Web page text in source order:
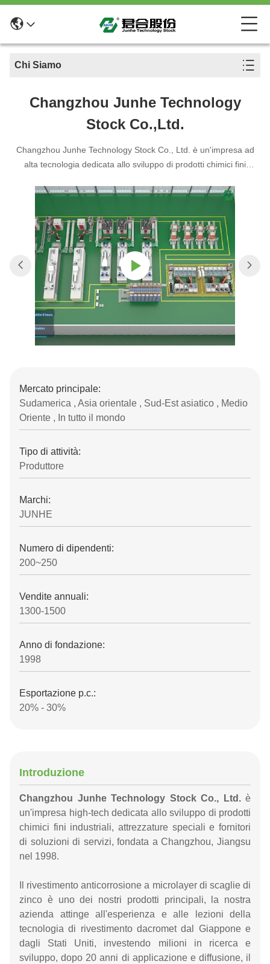
Chi Siamo
Changzhou Junhe Technology
Stock Co.,Ltd.
Changzhou Junhe Technology Stock Co., Ltd. è un'impresa ad
alta tecnologia dedicata allo sviluppo di prodotti chimici fini
che è stata fondata a Changzhou.,Jiangsu nel 1998.
Mercato principale:
Sudamerica , Asia orientale , Sud-Est asiatico , Medio
Oriente , In tutto il mondo
Tipo di attività:
Produttore
Marchi:
JUNHE
Numero di dipendenti:
200~250
Vendite annuali:
1300-1500
Anno di fondazione:
1998
Esportazione p.c.:
20% - 30%
Introduzione
Changzhou Junhe Technology Stock Co., Ltd.è
un'impresa high-tech dedicata allo sviluppo di prodotti
chimici fini industriali, attrezzature speciali e fornitori
di soluzioni di servizi, fondata a Changzhou, Jiangsu
nel 1998.
Il rivestimento anticorrosione a microlayer di scaglie di
zinco è uno dei nostri prodotti principali, la nostra
azienda attinge all'esperienza e alle lezioni della
tecnologia di rivestimento dacromet dal Giappone e
dagli Stati Uniti, investendo milioni in ricerca e
sviluppo, dopo 20 anni di applicazione e diffusione, il